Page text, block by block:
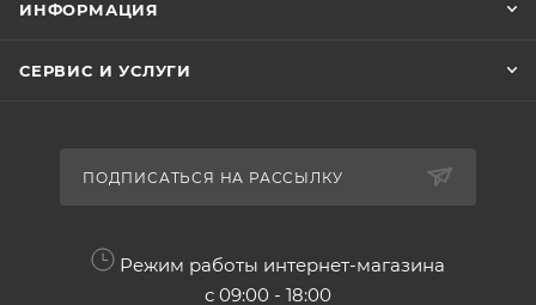
ИНФОРМАЦИЯ
СЕРВИС И УСЛУГИ
ПОДПИСАТЬСЯ НА РАССЫЛКУ
Режим работы интернет-магазина
с 09:00 - 18:00